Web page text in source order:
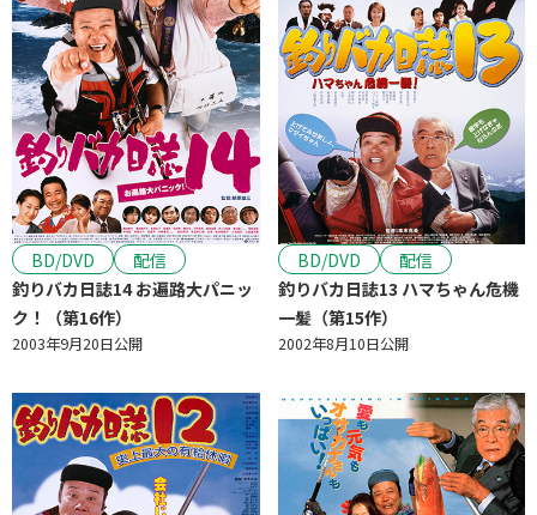
BD/DVD
配信
釣りバカ日誌14 お遍路大パニッ
ク！（第16作）
2003年9月20日公開
BD/DVD
配信
釣りバカ日誌13 ハマちゃん危機
一髪（第15作）
2002年8月10日公開